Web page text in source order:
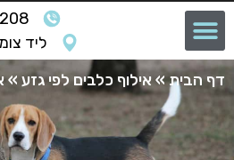
ליד
הבית»אילוף כלבים לפי גזע»